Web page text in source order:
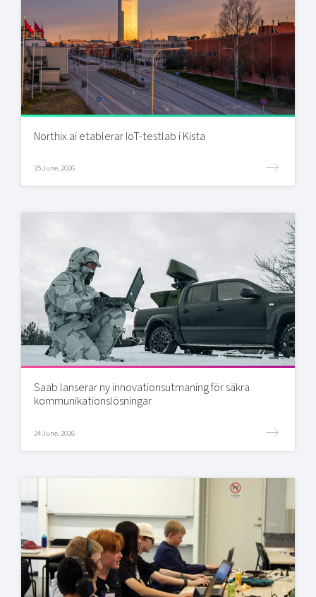
Northix.ai etablerar IoT-testlab i Kista
25 June, 2026
Saab lanserar ny innovationsutmaning för säkra
kommunikationslösningar
24 June, 2026